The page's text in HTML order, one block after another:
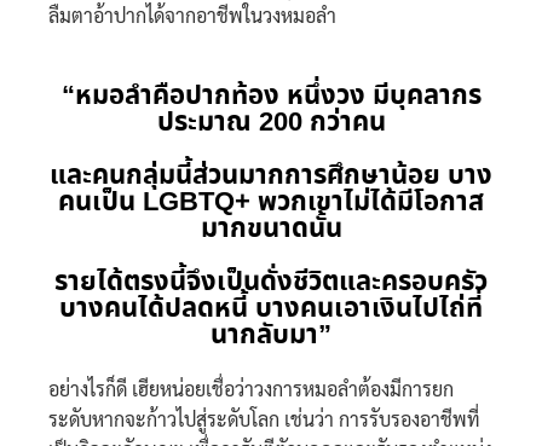
ลืมตาอ้าปากได้จากอาชีพในวงหมอลำ
“หมอลำคือปากท้อง หนึ่งวง มีบุคลากร
ประมาณ 200 กว่าคน
และคนกลุ่มนี้ส่วนมากการศึกษาน้อย บาง
คนเป็น LGBTQ+ พวกเขาไม่ได้มีโอกาส
มากขนาดนั้น
รายได้ตรงนี้จึงเป็นดั่งชีวิตและครอบครัว
บางคนได้ปลดหนี้ บางคนเอาเงินไปไถ่ที่
นากลับมา”
อย่างไรก็ดี เฮียหน่อยเชื่อว่าวงการหมอลำต้องมีการยก
ระดับหากจะก้าวไปสู่ระดับโลก เช่นว่า การรับรองอาชีพที่